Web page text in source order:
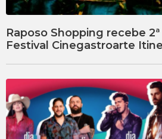
Raposo Shopping recebe
Festival Cinegastroarte